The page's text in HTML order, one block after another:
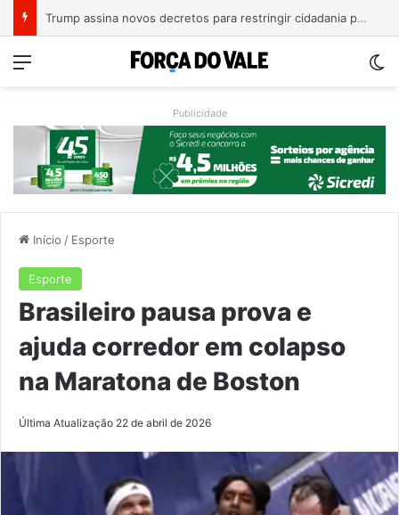
A Balsa Vicentina do Rio Guaporé
Menu
Publicidade
Início / Esporte
Esporte
Brasileiro pausa prova e
ajuda corredor em colapso
na Maratona de Boston
Última Atualização 22 de abril de 2026